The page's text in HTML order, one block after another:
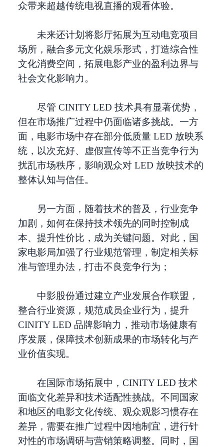
众带来超越传统电视直播的观看体验。
未来还计划将影厅拓展为互动电竞项目
场所，融合多元文化娱乐形式，打造综合性
文化消费空间，拓展电影产业的盈利边界与
社会文化影响力。
尽管 CINITY LED 技术具有显著优势，
但在市场推广过程中仍面临诸多挑战。一方
面，电影市场中存在部分低质量 LED 放映系
统，以次充好、虚假宣传等不正当竞争行为
扰乱市场秩序，影响观众对 LED 放映技术的
整体认知与信任。
另一方面，随着技术的普及，行业竞争
加剧，如何在保持技术领先的同时控制成
本、提升性价比，成为关键问题。对此，国
家电影局加强了行业规范管理，制定相关标
准与管理办法，打击不良竞争行为；
中影股份通过建立产业发展合作联盟，
整合行业资源，规范成员企业行为，提升
CINITY LED 品牌影响力，推动市场健康有
序发展，保障技术创新成果的市场转化与产
业价值实现。
在国际市场拓展中，CINITY LED 技术
面临文化差异和技术适配性挑战。不同国家
和地区的电影文化传统、观众观影习惯存在
差异，需要在推广过程中因地制宜，进行针
对性的市场调研与营销策略调整。同时，国